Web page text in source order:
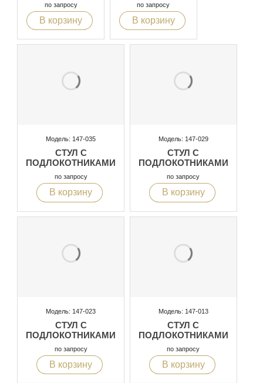
по запросу
В корзину
по запросу
В корзину
Модель: 147-035
СТУЛ С
ПОДЛОКОТНИКАМИ
по запросу
В корзину
Модель: 147-029
СТУЛ С
ПОДЛОКОТНИКАМИ
по запросу
В корзину
Модель: 147-023
СТУЛ С
ПОДЛОКОТНИКАМИ
по запросу
В корзину
Модель: 147-013
СТУЛ С
ПОДЛОКОТНИКАМИ
по запросу
В корзину